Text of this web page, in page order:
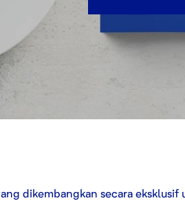
dikembangkan secara